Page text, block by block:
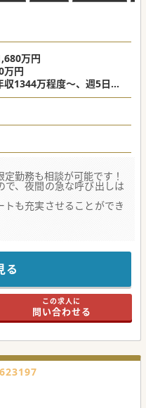
万円
万円
1344万程度～、週5日の
度～
勤務も相談が可能です！
、夜間の急な呼び出しは
も充実させることができ
っかりしていますので、
です！
省が可能です！
オンコールや臨時呼び出し
ます。
しているので働き易く、
る
この求人に
問い合わせる
623197